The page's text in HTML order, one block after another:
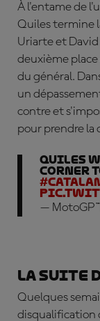
À l'entame de
Quiles termine
Uriarte et
deuxième
du général.
un
contre et
pour prendre la
QUILES
CORNER
—
La suite
Quelques
disqualification